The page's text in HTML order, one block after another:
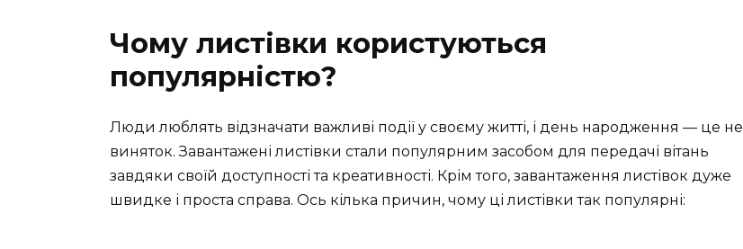
Чому листівки користуються
популярністю?
Люди люблять відзначати важливі події у своєму житті, і день народження — це не
виняток. Завантажені листівки стали популярним засобом для передачі вітань
завдяки своїй доступності та креативності. Крім того, завантаження листівок дуже
швидке і проста справа. Ось кілька причин, чому ці листівки так популярні: